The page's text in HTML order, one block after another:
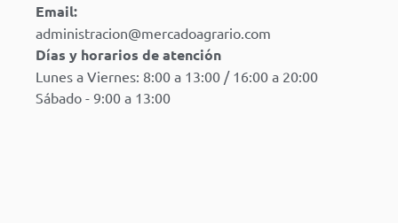
Email:
administracion@mercadoagrario.com
Días y horarios de atención
Lunes a Viernes: 8:00 a 13:00 / 16:00 a 20:00
Sábado - 9:00 a 13:00